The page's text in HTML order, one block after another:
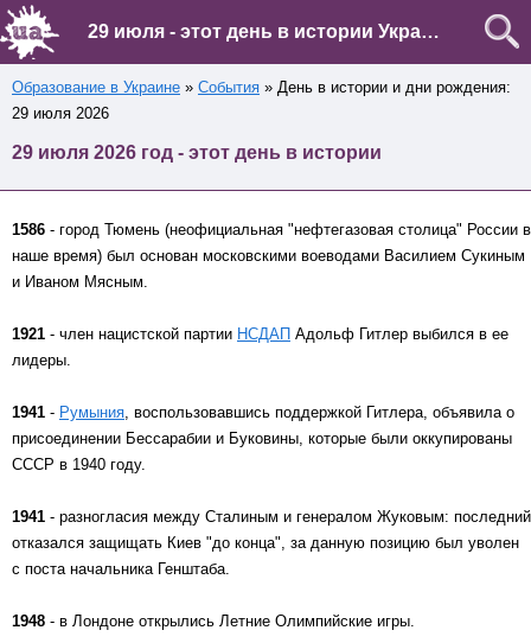
29 июля - этот день в истории Украины и мира
Образование в Украине » События » День в истории и дни рождения:
29 июля 2026
29 июля 2026 год - этот день в истории
1586 - город Тюмень (неофициальная "нефтегазовая столица" России в
наше время) был основан московскими воеводами Василием Сукиным
и Иваном Мясным.
1921 - член нацистской партии НСДАП Адольф Гитлер выбился в ее
лидеры.
1941 - Румыния, воспользовавшись поддержкой Гитлера, объявила о
присоединении Бессарабии и Буковины, которые были оккупированы
СССР в 1940 году.
1941 - разногласия между Сталиным и генералом Жуковым: последний
отказался защищать Киев "до конца", за данную позицию был уволен
с поста начальника Генштаба.
1948 - в Лондоне открылись Летние Олимпийские игры.